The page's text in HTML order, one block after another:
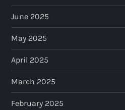
June 2025
May 2025
April 2025
March 2025
February 2025